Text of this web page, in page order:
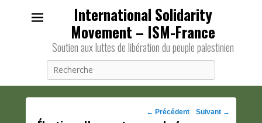
International Solidarity
Movement – ISM-France
Soutien aux luttes de libération du peuple palestinien
Navigation
← Précédent Suivant →